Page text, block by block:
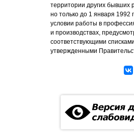
территории других бывших
но только до 1 января 1992
условии работы в
и производствах,
соответствующими
утвержденными